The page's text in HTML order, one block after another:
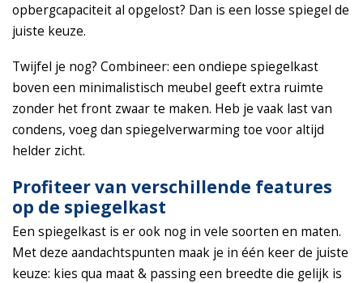
opbergcapaciteit al opgelost? Dan is een losse spiegel de
juiste keuze.
Twijfel je nog? Combineer: een ondiepe spiegelkast
boven een minimalistisch meubel geeft extra ruimte
zonder het front zwaar te maken. Heb je vaak last van
condens, voeg dan spiegelverwarming toe voor altijd
helder zicht.
Profiteer van verschillende features
op de spiegelkast
Een spiegelkast is er ook nog in vele soorten en maten.
Met deze aandachtspunten maak je in één keer de juiste
keuze: kies qua maat & passing een breedte die gelijk is